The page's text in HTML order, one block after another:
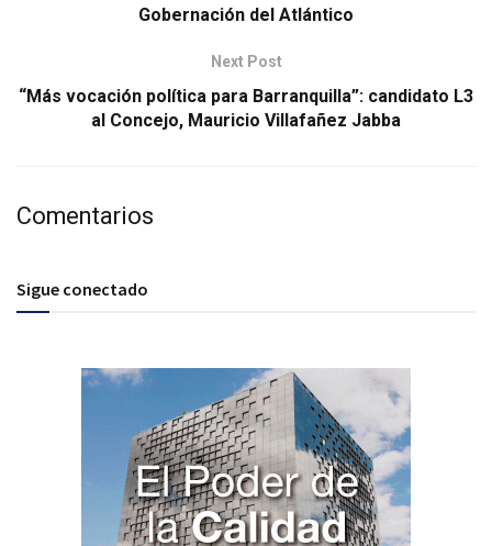
Gobernación del Atlántico
Next Post
“Más vocación política para Barranquilla”: candidato L3
al Concejo, Mauricio Villafañez Jabba
Comentarios
Sigue conectado